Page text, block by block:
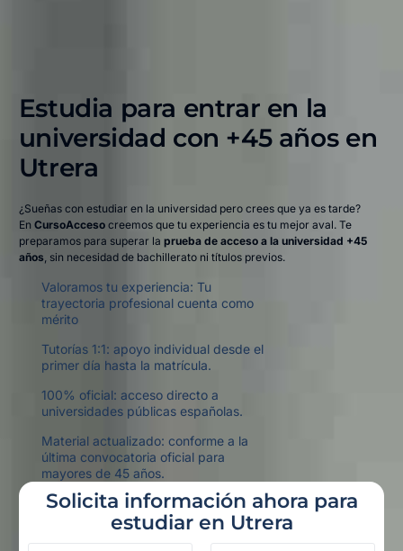
Estudia para entrar en la
universidad con +45 años en
Utrera​
¿Sueñas con estudiar en la universidad pero crees que ya es tarde?
En CursoAccesocreemos que tu experiencia es tu mejor aval. Te
preparamos para superar la prueba de acceso a la universidad +45
años, sin necesidad de bachillerato ni títulos previos.
Valoramos tu experiencia: Tu
trayectoria profesional cuenta como
mérito
Tutorías 1:1: apoyo individual desde el
primer día hasta la matrícula.
100% oficial: acceso directo a
universidades públicas españolas.
Material actualizado: conforme a la
última convocatoria oficial para
mayores de 45 años.
Solicita información ahora para
estudiar en Utrera